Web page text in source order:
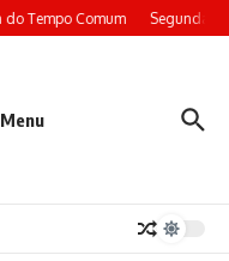
Tempo Comum Segunda-
Menu